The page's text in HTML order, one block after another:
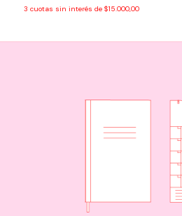
3 cuotas sin interés de $15.000,00